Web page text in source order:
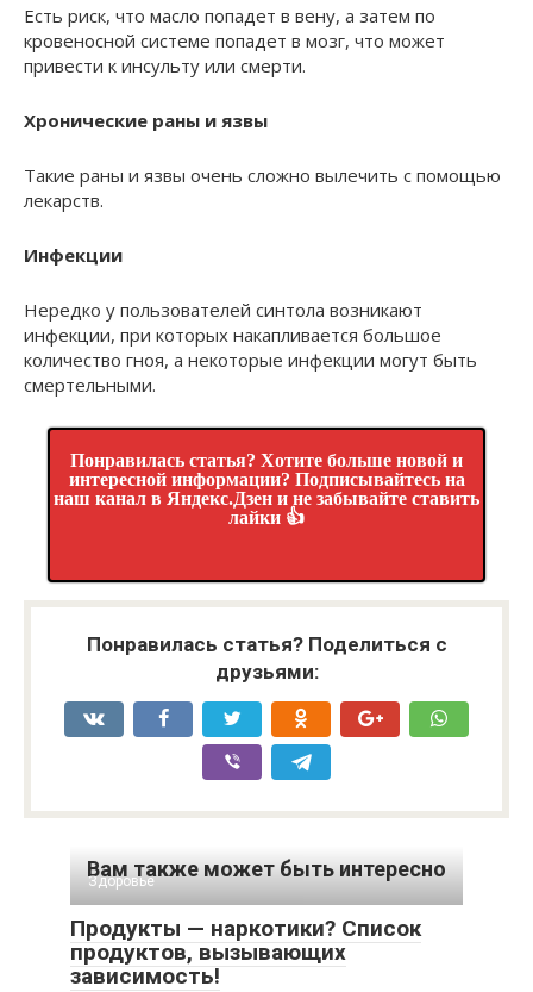
Есть риск, что масло попадет в вену, а затем по
кровеносной системе попадет в мозг, что может
привести к инсульту или смерти.
Хронические раны и язвы
Такие раны и язвы очень сложно вылечить с помощью
лекарств.
Инфекции
Нередко у пользователей синтола возникают
инфекции, при которых накапливается большое
количество гноя, а некоторые инфекции могут быть
смертельными.
Понравилась статья? Хотите больше новой и
интересной информации? Подписывайтесь на
наш канал в Яндекс.Дзен и не забывайте ставить
лайки 👍
Понравилась статья? Поделиться с
друзьями:
Вам также может быть интересно
Здоровье
Продукты — наркотики? Список
продуктов, вызывающих
зависимость!